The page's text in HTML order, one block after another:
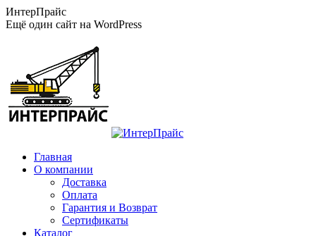
Перейти
к
ИнтерПрайс
Ещё один сайт на WordPress
Главная
О компании
Доставка
Оплата
Гарантия и Возврат
Сертификаты
Каталог